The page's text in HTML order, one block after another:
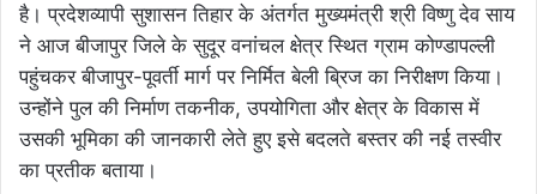
है। प्रदेशव्यापी सुशासन तिहार के अंतर्गत मुख्यमंत्री श्री विष्णु देव साय
ने आज बीजापुर जिले के सुदूर वनांचल क्षेत्र स्थित ग्राम कोण्डापल्ली
पहुंचकर बीजापुर-पूवर्ती मार्ग पर निर्मित बेली ब्रिज का निरीक्षण किया।
उन्होंने पुल की निर्माण तकनीक, उपयोगिता और क्षेत्र के विकास में
उसकी भूमिका की जानकारी लेते हुए इसे बदलते बस्तर की नई तस्वीर
का प्रतीक बताया।